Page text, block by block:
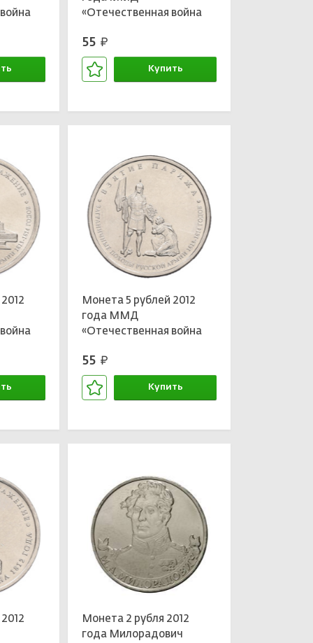
«Отечественная война
Малоярославецкое
сражение»
55 руб.
Купить
Монета 5 рублей 2012
года ММД
«Отечественная война
Парижа»
55 руб.
Купить
Монета 2 рубля 2012
года Милорадович